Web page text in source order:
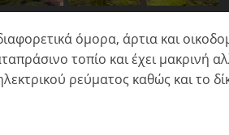
όμορα, άρτια και
τοπίο και έχει μακρινή
ρεύματος καθώς και το